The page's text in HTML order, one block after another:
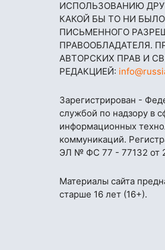
ИСПОЛЬЗОВАНИЮ
КАКОЙ БЫ ТО НИ
ПИСЬМЕННОГО
ПРАВООБЛАДАТЕЛЯ.
АВТОРСКИХ ПРАВ И
РЕДАКЦИЕЙ:
Зарегистрирован -
службой по надзору в
информационных
коммуникаций.
ЭЛ № ФС 77 - 77132 от
Материалы сайта
старше 16 лет (16+).